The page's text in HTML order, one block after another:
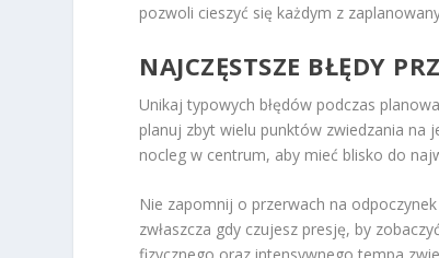
pozwoli cieszyć się każdym z
NAJCZĘSTSZE BŁĘDY
Unikaj typowych błędów podczas
planuj zbyt wielu punktów zwiedzania na
nocleg w centrum, aby mieć blisko do
Nie zapomnij o przerwach na
zwłaszcza gdy czujesz presję, by